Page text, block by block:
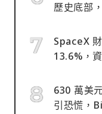
歷史底部
SpaceX
13.6%，
630 萬美
引恐慌，